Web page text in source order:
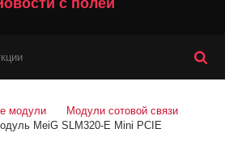
с полей
модули
Модули сотовой связи
MeiG SLM320-E Mini PCIE